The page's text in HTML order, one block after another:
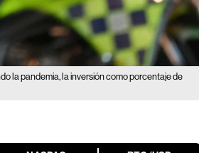
la pandemia, la inversión como porcentaje de